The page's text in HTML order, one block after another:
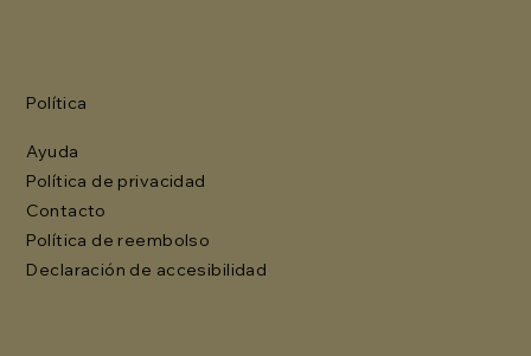
Política
Ayuda
Política de privacidad
Contacto
Política de reembolso
Declaración de accesibilidad